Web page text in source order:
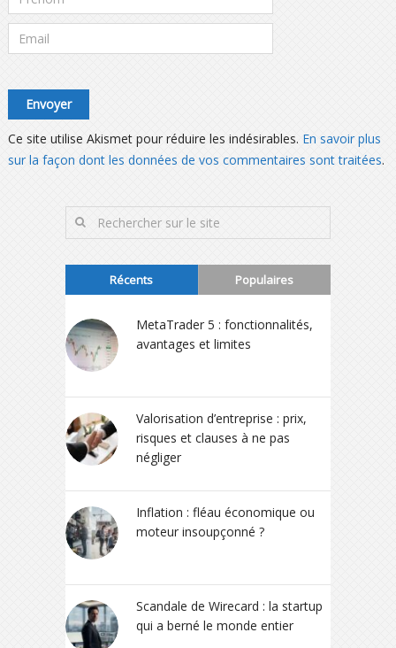
Ce site utilise Akismet pour réduire les indésirables. En savoir plus
sur la façon dont les données de vos commentaires sont traitées.
Récents Populaires
MetaTrader 5 : fonctionnalités,
avantages et limites
Valorisation d’entreprise : prix,
risques et clauses à ne pas
négliger
Inflation : fléau économique ou
moteur insoupçonné ?
Scandale de Wirecard : la startup
qui a berné le monde entier